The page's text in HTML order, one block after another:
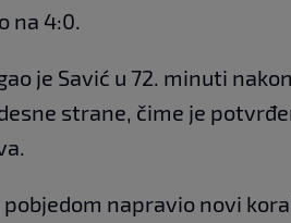
na 4:0.
je Savić u 72. minuti
strane, čime je
napravio novi